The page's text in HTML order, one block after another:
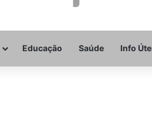
Educação Saúde Info